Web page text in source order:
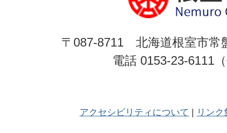
〒087-8711 北海道根室市常
電話 0153-23-6111
アクセシビリティについて リンク